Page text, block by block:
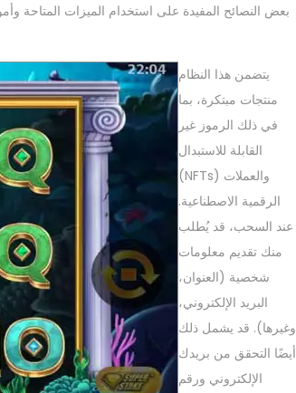
بعض النصائح المفيدة على استخدام الميزات المتاحة
يتضمن هذا النظام
منتجات مبتكرة، بما
في ذلك الرموز غير
القابلة للاستبدال
(NFTs) والعملات
الرقمية الاصطناعية.
عند السحب، قد يُطلب
منك تقديم معلومات
شخصية (العنوان،
البريد الإلكتروني،
وغيرها). قد يشمل ذلك
أيضًا التحقق من بريدك
الإلكتروني ورقم